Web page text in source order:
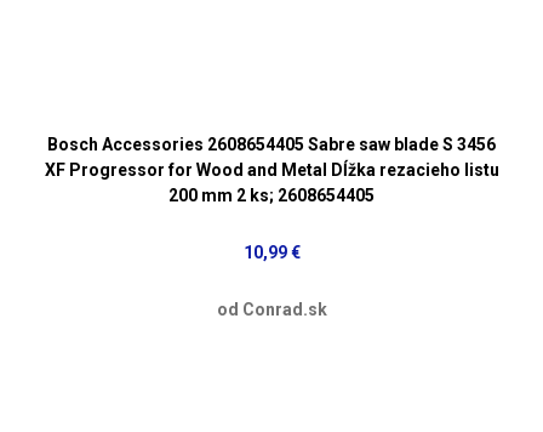
Bosch Accessories 2608654405 Sabre saw blade S 3456
XF Progressor for Wood and Metal Dĺžka rezacieho listu
200 mm 2 ks; 2608654405
10,99 €
od Conrad.sk